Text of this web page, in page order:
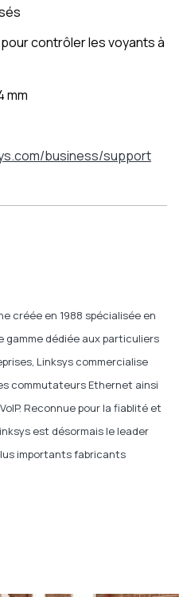
contrôler les voyants à
mm
business/support
créée en 1988 spécialisée en
gamme dédiée aux particuliers
Linksys commercialise
commutateurs Ethernet ainsi
Reconnue pour la fiablité et
est désormais le leader
importants fabricants